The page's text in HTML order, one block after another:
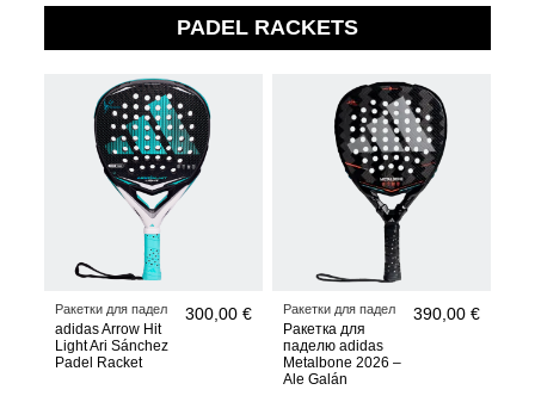
PADEL RACKETS
Ракетки для падел
adidas Arrow Hit
Light Ari Sánchez
Padel Racket
300,00 € Ракетки для падел
Ракетка для
паделю adidas
Metalbone 2026 –
Ale Galán
390,00 €